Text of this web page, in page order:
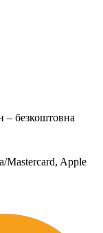
– безкоштовна
Mastercard, Apple